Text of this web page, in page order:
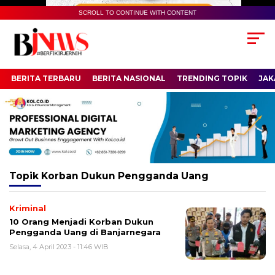
SCROLL TO CONTINUE WITH CONTENT
BERITA TERBARU BERITA NASIONAL TRENDING TOPIK
Topik Korban Dukun Pengganda Uang
Kriminal
10 Orang Menjadi Korban Dukun
Pengganda Uang di Banjarnegara
Selasa, 4 April 2023 - 11:46 WIB